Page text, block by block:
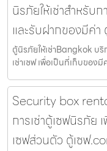
นิรภัยให้เช่าสำหรับ
และรับฝากของมีค่า
ตู้นิรภัยให้เช่าBangkok บ
เช่าเซฟ เพื่อเป็นที่เก็บของ
Security box
การเช่าตู้เซฟนิรภัย
เซฟส่วนตัว ตู้เซฟ